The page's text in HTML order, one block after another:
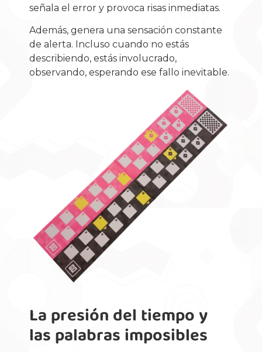
señala el error y provoca risas inmediatas.
Además, genera una sensación constante
de alerta. Incluso cuando no estás
describiendo, estás involucrado,
observando, esperando ese fallo inevitable.
La presión del tiempo y
las palabras imposibles